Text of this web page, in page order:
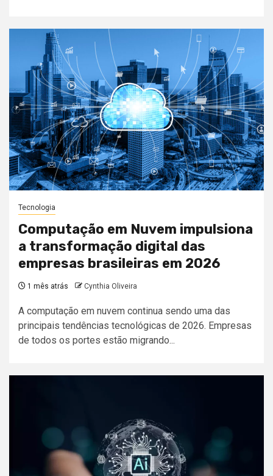
Tecnologia
Computação em Nuvem impulsiona
a transformação digital das
empresas brasileiras em 2026
1 mês atrás Cynthia Oliveira
A computação em nuvem continua sendo uma das
principais tendências tecnológicas de 2026. Empresas
de todos os portes estão migrando...